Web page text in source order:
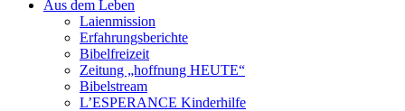
Aus dem Leben
Laienmission
Erfahrungsberichte
Bibelfreizeit
Zeitung „hoffnung HEUTE“
Bibelstream
L’ESPERANCE Kinderhilfe